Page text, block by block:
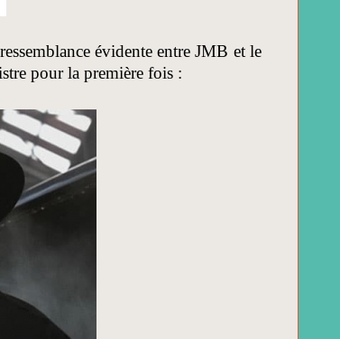
évidente entre JMB et le
pour la première fois :